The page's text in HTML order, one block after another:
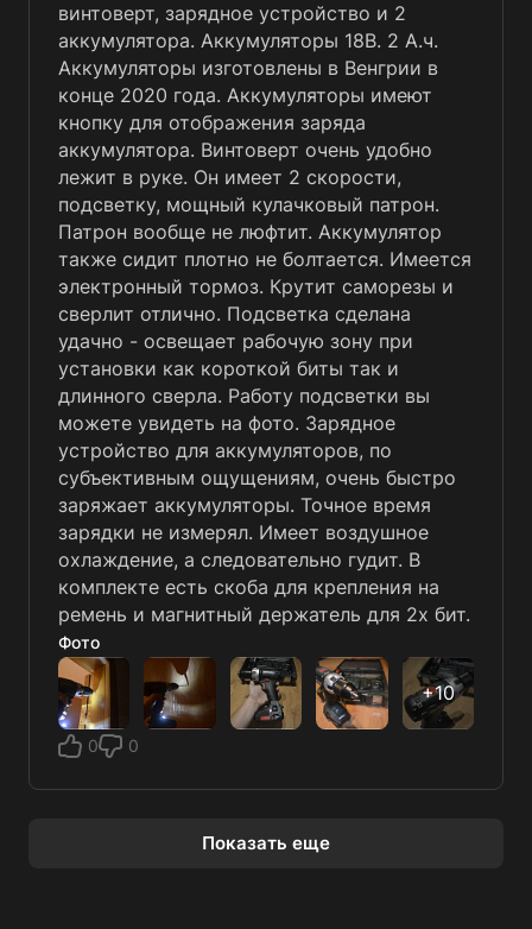
винтоверт, зарядное устройство и 2
аккумулятора. Аккумуляторы 18В. 2 А.ч.
Аккумуляторы изготовлены в Венгрии в
конце 2020 года. Аккумуляторы имеют
кнопку для отображения заряда
аккумулятора. Винтоверт очень удобно
лежит в руке. Он имеет 2 скорости,
подсветку, мощный кулачковый патрон.
Патрон вообще не люфтит. Аккумулятор
также сидит плотно не болтается. Имеется
электронный тормоз. Крутит саморезы и
сверлит отлично. Подсветка сделана
удачно - освещает рабочую зону при
установки как короткой биты так и
длинного сверла. Работу подсветки вы
можете увидеть на фото. Зарядное
устройство для аккумуляторов, по
субъективным ощущениям, очень быстро
заряжает аккумуляторы. Точное время
зарядки не измерял. Имеет воздушное
охлаждение, а следовательно гудит. В
комплекте есть скоба для крепления на
ремень и магнитный держатель для 2х бит.
Фото
0 0
Показать еще